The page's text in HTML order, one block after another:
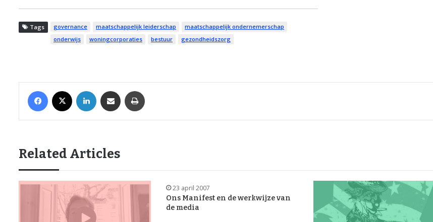
Tags governance maatschappelijk leiderschap
maatschappelijk ondernemerschap
onderwijs
woningcorporaties bestuur gezondheidszorg
Related Articles
23 april 2007
Ons Manifest en de werkwijze van
de media